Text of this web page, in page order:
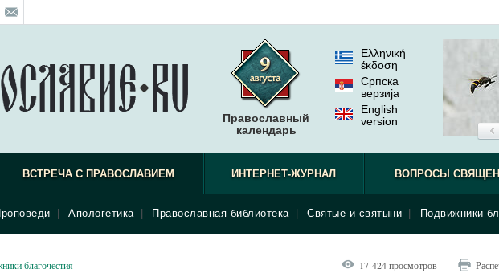
Православный
календарь
Ελληνική
έκδοση
Српска
верзиjа
English
version
ВСТРЕЧА С ПРАВОСЛАВИЕМ
Апологетика Православная библиотека Святые и святыни Подвижники
ИНТЕРНЕТ-ЖУРНАЛ ВОПРОСЫ
благочестия 17 424 просмотров